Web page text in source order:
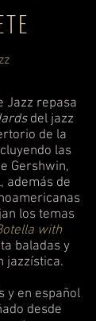
Jazz repasa
del jazz
de la
las
Gershwin,
además de
los temas
with
baladas y
jazzística.
y en español
desde